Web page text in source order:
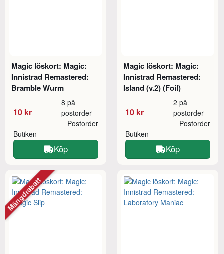
Magic löskort: Magic:
Innistrad Remastered:
Bramble Wurm
10 kr
8 på
postorder
Butiken
Postorder
Köp
Magic löskort: Magic:
Innistrad Remastered:
Island (v.2) (Foil)
10 kr
2 på
postorder
Butiken
Postorder
Köp
Mängdrabatt